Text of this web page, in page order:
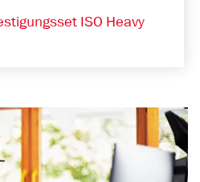
ISO Heavy